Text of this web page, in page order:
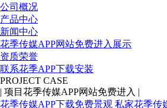
公司概况
产品中心
新闻中心
花季传媒APP网站免费进入展示
资质荣誉
联系花季APP下载安装
PROJECT CASE
| 项目花季传媒APP网站免费进入 |
花季传媒APP下载免费景观 私家花季传